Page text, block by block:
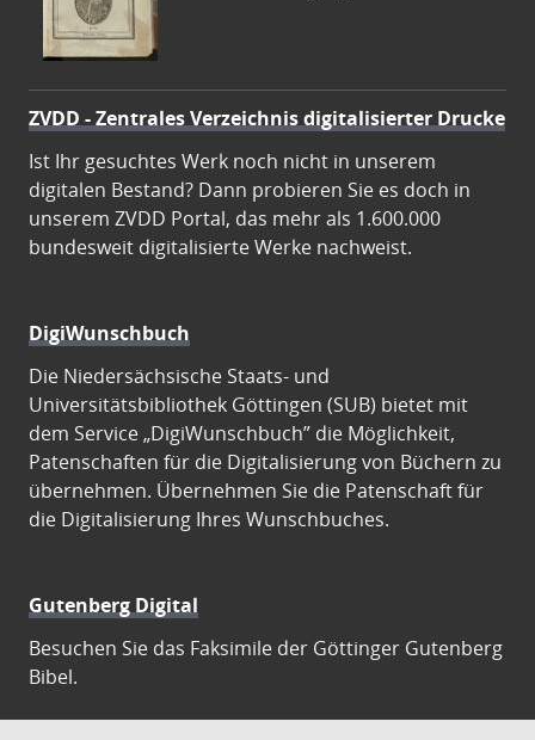
ZVDD - Zentrales Verzeichnis digitalisierter Drucke
Ist Ihr gesuchtes Werk noch nicht in unserem
digitalen Bestand? Dann probieren Sie es doch in
unserem ZVDD Portal, das mehr als 1.600.000
bundesweit digitalisierte Werke nachweist.
DigiWunschbuch
Die Niedersächsische Staats- und
Universitätsbibliothek Göttingen (SUB) bietet mit
dem Service „DigiWunschbuch” die Möglichkeit,
Patenschaften für die Digitalisierung von Büchern zu
übernehmen. Übernehmen Sie die Patenschaft für
die Digitalisierung Ihres Wunschbuches.
Gutenberg Digital
Besuchen Sie das Faksimile der Göttinger Gutenberg
Bibel.